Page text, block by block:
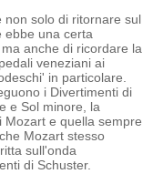
non solo di ritornare sul
ebbe una certa
anche di ricordare la
veneziani ai
in particolare.
i Divertimenti di
e Sol minore, la
Mozart e quella sempre
Mozart stesso
sull'onda
di Schuster.